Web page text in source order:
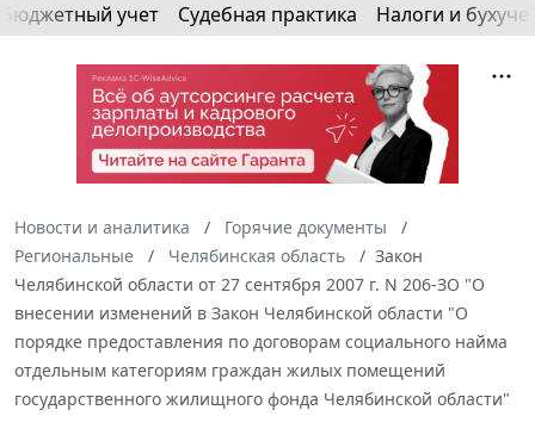
Бюджетный учет Судебная практика Налоги и
Новости и аналитика
Горячие документы
Региональные
Челябинская область
Закон
Челябинской области от 27 сентября 2007 г. N 206-ЗО "О
внесении изменений в Закон Челябинской области "О
порядке предоставления по договорам социального найма
отдельным категориям граждан жилых помещений
государственного жилищного фонда Челябинской области"